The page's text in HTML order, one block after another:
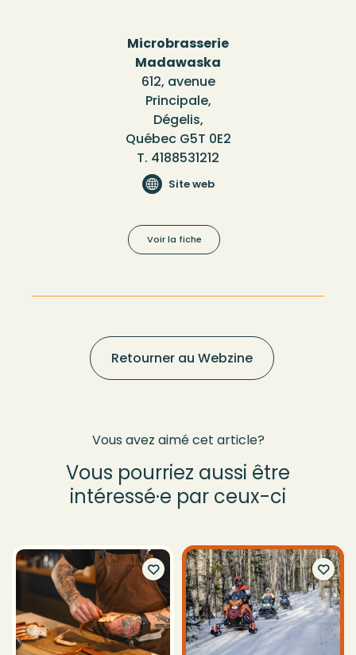
Microbrasserie
Madawaska
612, avenue
Principale,
Dégelis,
Québec G5T 0E2
T. 4188531212
Site web
Voir la fiche
Retourner au Webzine
Vous avez aimé cet article?
Vous pourriez aussi être
intéressé·e par ceux-ci